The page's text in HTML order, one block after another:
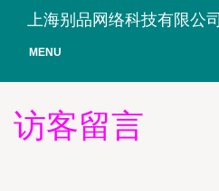
上海别品网络科技有限公司
MENU
访客留言